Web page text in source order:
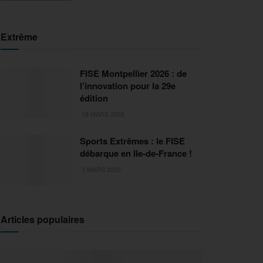
Extrême
FISE Montpellier 2026 : de
l’innovation pour la 29e
édition
Sports Extrêmes : le FISE
débarque en Ile-de-France !
Articles populaires